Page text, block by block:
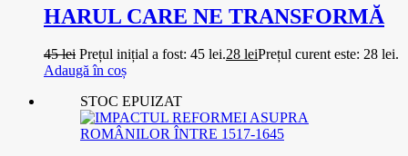
HARUL CARE NE TRANSFORMĂ
45lei Prețul inițial a fost: 45 lei.28 leiPrețul curent este: 28 lei.
Adaugă în coș
STOC EPUIZAT